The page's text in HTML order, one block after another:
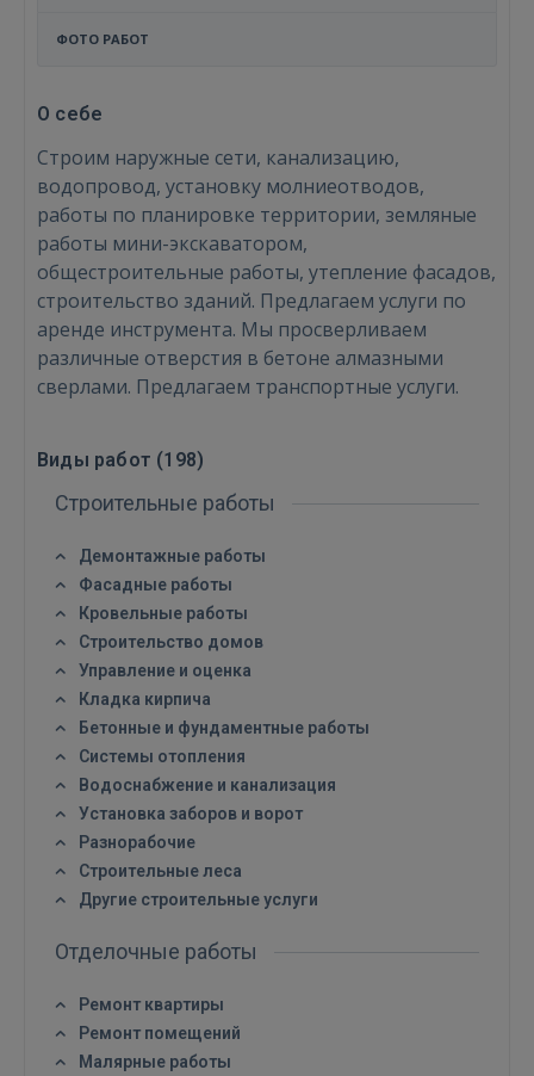
ФОТО РАБОТ
О себе
Строим наружные сети, канализацию,
водопровод, установку молниеотводов,
работы по планировке территории, земляные
работы мини-экскаватором,
общестроительные работы, утепление фасадов,
строительство зданий. Предлагаем услуги по
аренде инструмента. Мы просверливаем
различные отверстия в бетоне алмазными
сверлами. Предлагаем транспортные услуги.
Виды работ (198)
Строительные работы
Демонтажные работы
Фасадные работы
Кровельные работы
Строительство домов
Управление и оценка
Кладка кирпича
Бетонные и фундаментные работы
Системы отопления
Водоснабжение и канализация
Установка заборов и ворот
Разнорабочие
Строительные леса
Другие строительные услуги
Отделочные работы
Ремонт квартиры
Ремонт помещений
Малярные работы